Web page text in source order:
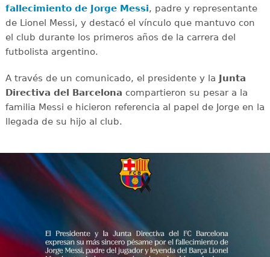
fallecimiento de Jorge Messi, padre y representante
de Lionel Messi, y destacó el vínculo que mantuvo con
el club durante los primeros años de la carrera del
futbolista argentino.
A través de un comunicado, el presidente y la Junta
Directiva del Barcelona compartieron su pesar a la
familia Messi e hicieron referencia al papel de Jorge en la
llegada de su hijo al club.